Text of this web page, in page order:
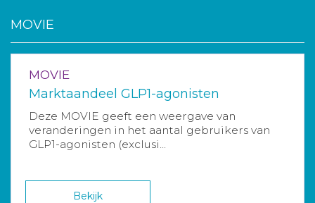
MOVIE
MOVIE
Marktaandeel GLP1-agonisten
Deze MOVIE geeft een weergave van
veranderingen in het aantal gebruikers van
GLP1-agonisten (exclusi...
Bekijk